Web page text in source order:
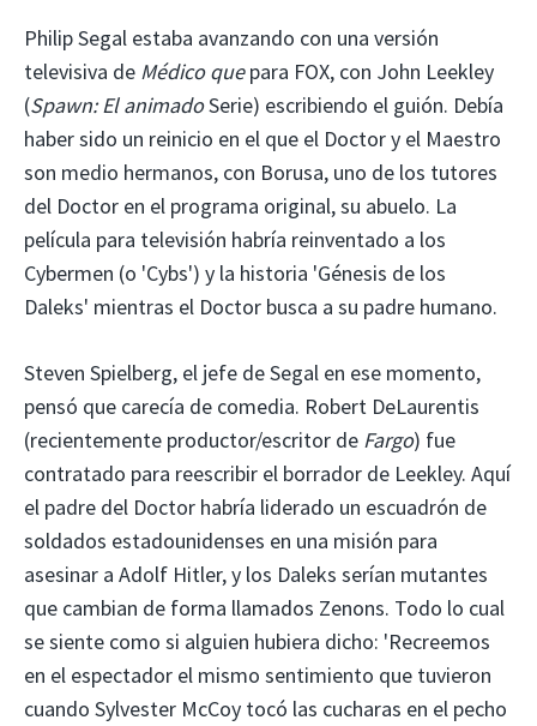
Philip Segal estaba avanzando con una versión
televisiva de Médico quepara FOX, con John Leekley
(Spawn: El animadoSerie) escribiendo el guión. Debía
haber sido un reinicio en el que el Doctor y el Maestro
son medio hermanos, con Borusa, uno de los tutores
del Doctor en el programa original, su abuelo. La
película para televisión habría reinventado a los
Cybermen (o 'Cybs') y la historia 'Génesis de los
Daleks' mientras el Doctor busca a su padre humano.
Steven Spielberg, el jefe de Segal en ese momento,
pensó que carecía de comedia. Robert DeLaurentis
(recientemente productor/escritor de Fargo) fue
contratado para reescribir el borrador de Leekley. Aquí
el padre del Doctor habría liderado un escuadrón de
soldados estadounidenses en una misión para
asesinar a Adolf Hitler, y los Daleks serían mutantes
que cambian de forma llamados Zenons. Todo lo cual
se siente como si alguien hubiera dicho: 'Recreemos
en el espectador el mismo sentimiento que tuvieron
cuando Sylvester McCoy tocó las cucharas en el pecho